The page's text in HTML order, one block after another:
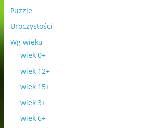
Puzzle
Uroczystości
Wg wieku
wiek 0+
wiek 12+
wiek 15+
wiek 3+
wiek 6+